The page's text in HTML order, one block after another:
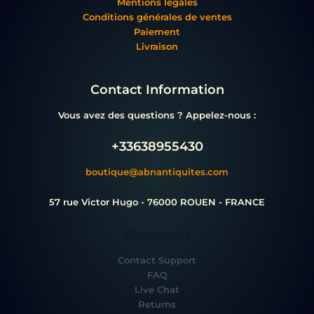
Mentions légales
Conditions générales de ventes
Paiement
Livraison
Contact Information
Vous avez des questions ? Appelez-nous :
+33638955430
boutique@abnantiquites.com
57 rue Victor Hugo - 76000 ROUEN - FRANCE
Contact Support
FAQ
Live Chat
Returns